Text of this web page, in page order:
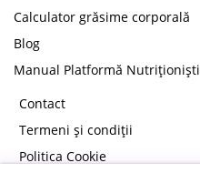
Calculator grăsime corporală
Blog
Manual Platformă Nutriționiști
Contact
Termeni și condiții
Politica Cookie